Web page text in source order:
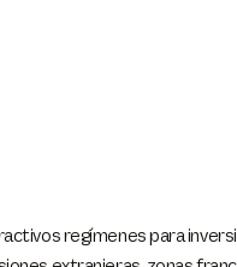
regímenes para